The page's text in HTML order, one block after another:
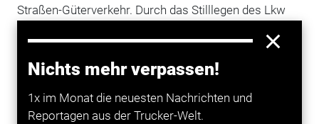
Nichts mehr verpassen!
1x im Monat die neuesten Nachrichten und
Reportagen aus der Trucker-Welt.
Straßen-Güterverkehr. Durch das Stilllegen des Lkw
auf „null“ stellen.“ Die Betriebe müssten sich aber mit
den rechtlichen Grundlagen der Vertragsanpassung
und des Kurzarbeitergelds vertraut machen. (ste/dpa)